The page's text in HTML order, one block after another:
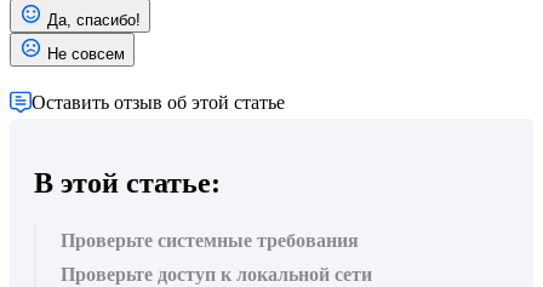
Да, спасибо!
Не совсем
Оставить отзыв об этой статье
В этой статье:
Проверьте системные требования
Проверьте доступ к локальной сети